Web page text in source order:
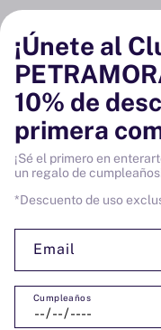
Conservas y
Despensa
Bodega
Vinos
¡Únete al
10% de
primera
¡Sé el primero en
un regalo de
*Descuento de uso
Email
Cumpleaños